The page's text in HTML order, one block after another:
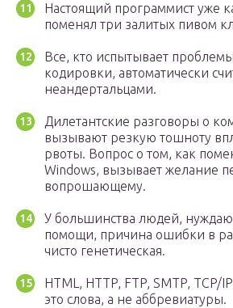
Настоящий программист уже
поменял три залитых пивом
Все, кто испытывает
кодировки, автоматически
неандертальцами.
Дилетантские разговоры о
вызывают резкую тошноту
рвоты. Вопрос о том, как
Windows, вызывает желание
вопрошающему.
У большинства людей,
помощи, причина ошибки в
чисто генетическая.
HTML, HTTP, FTP, SMTP, TCP/
это слова, а не аббревиатуры.